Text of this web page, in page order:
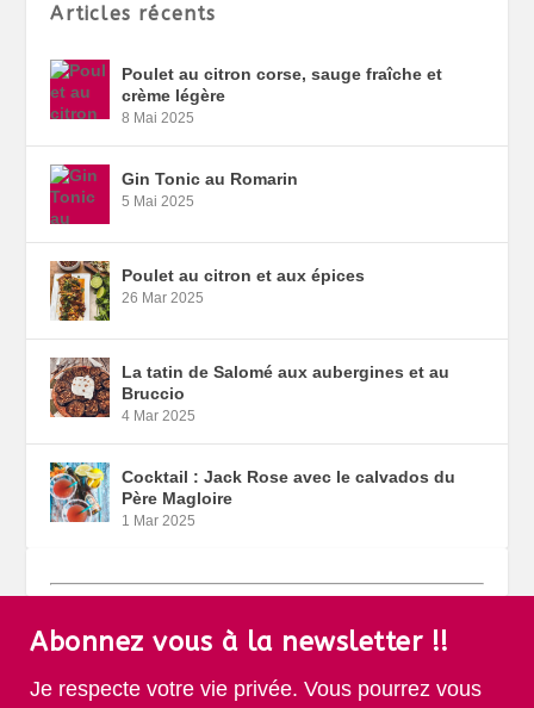
Articles récents
Poulet au citron corse, sauge fraîche et
crème légère
8 Mai 2025
Gin Tonic au Romarin
5 Mai 2025
Poulet au citron et aux épices
26 Mar 2025
La tatin de Salomé aux aubergines et au
Bruccio
4 Mar 2025
Cocktail : Jack Rose avec le calvados du
Père Magloire
1 Mar 2025
Abonnez vous à la newsletter !!
Je respecte votre vie privée. Vous pourrez vous